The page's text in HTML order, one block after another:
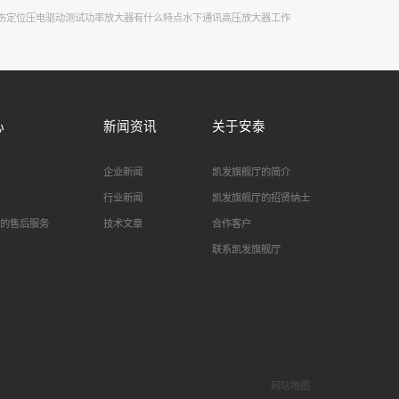
定位 压电驱动测试功率放大器有什么特点水下通讯 高压放大器工作
售后服务
新闻资讯
企业新闻
行业新闻
技术文章
关于安泰
凯发旗舰厅的简介
凯发旗舰厅的招贤纳士
合作客户
联系凯发旗舰厅
网站地图